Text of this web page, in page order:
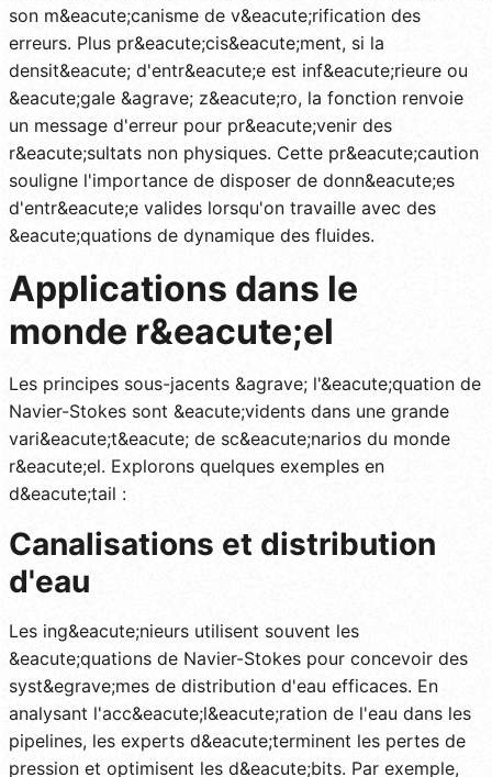
son m&eacute;canisme de v&eacute;rification des
erreurs. Plus pr&eacute;cis&eacute;ment, si la
densit&eacute; d'entr&eacute;e est inf&eacute;rieure ou
&eacute;gale &agrave; z&eacute;ro, la fonction renvoie
un message d'erreur pour pr&eacute;venir des
r&eacute;sultats non physiques. Cette pr&eacute;caution
souligne l'importance de disposer de donn&eacute;es
d'entr&eacute;e valides lorsqu'on travaille avec des
&eacute;quations de dynamique des fluides.
Applications dans le
monde r&eacute;el
Les principes sous-jacents &agrave; l'&eacute;quation de
Navier-Stokes sont &eacute;vidents dans une grande
vari&eacute;t&eacute; de sc&eacute;narios du monde
r&eacute;el. Explorons quelques exemples en
d&eacute;tail :
Canalisations et distribution
d'eau
Les ing&eacute;nieurs utilisent souvent les
&eacute;quations de Navier-Stokes pour concevoir des
syst&egrave;mes de distribution d'eau efficaces. En
analysant l'acc&eacute;l&eacute;ration de l'eau dans les
pipelines, les experts d&eacute;terminent les pertes de
pression et optimisent les d&eacute;bits. Par exemple,